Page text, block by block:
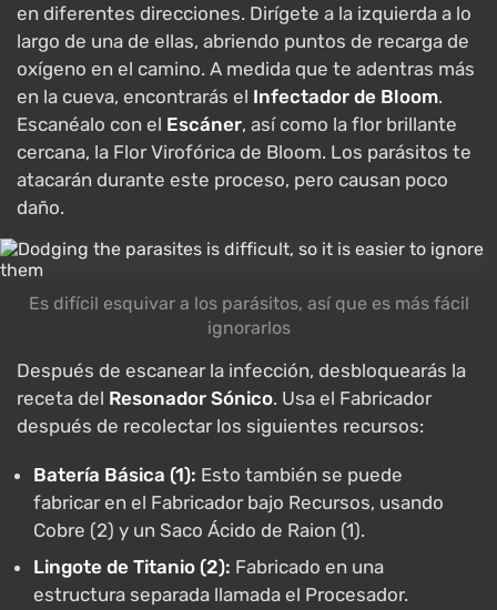
en diferentes direcciones. Dirígete a la izquierda a lo
largo de una de ellas, abriendo puntos de recarga de
oxígeno en el camino. A medida que te adentras más
en la cueva, encontrarás el Infectador de Bloom.
Escanéalo con el Escáner, así como la flor brillante
cercana, la Flor Virofórica de Bloom. Los parásitos te
atacarán durante este proceso, pero causan poco
daño.
Es difícil esquivar a los parásitos, así que es más fácil
ignorarlos
Después de escanear la infección, desbloquearás la
receta del Resonador Sónico. Usa el Fabricador
después de recolectar los siguientes recursos:
Batería Básica (1): Esto también se puede
fabricar en el Fabricador bajo Recursos, usando
Cobre (2) y un Saco Ácido de Raion (1).
Lingote de Titanio (2): Fabricado en una
estructura separada llamada el Procesador.